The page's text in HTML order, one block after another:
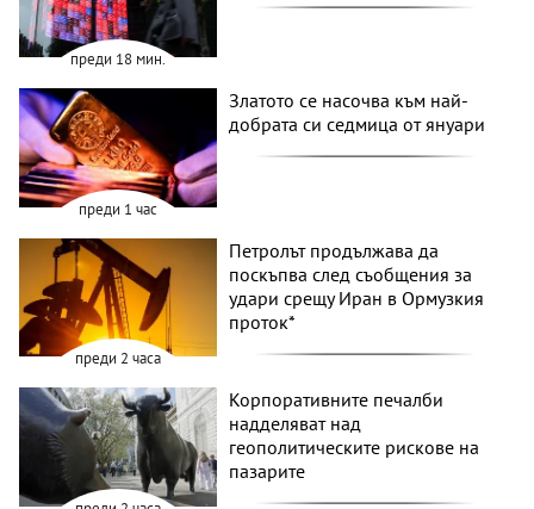
преди 18 мин.
преди 1 час
Златото се насочва към най-
добрата си седмица от януари
преди 2 часа
Петролът продължава да
поскъпва след съобщения за
удари срещу Иран в Ормузкия
проток*
Корпоративните печалби
надделяват над
геополитическите рискове на
пазарите